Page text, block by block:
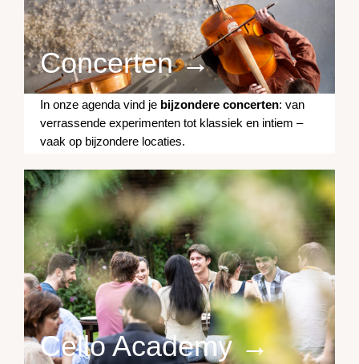
Concerten →
In onze agenda vind je bijzondere concerten: van
verrassende experimenten tot klassiek en intiem –
vaak op bijzondere locaties.
Cello Academy →